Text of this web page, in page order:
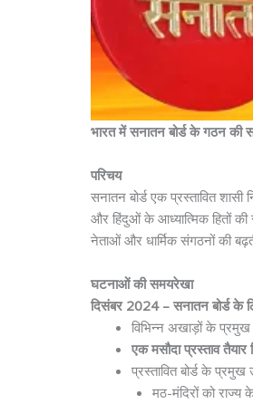
भारत में सनातन बोर्ड के गठन की
परिचय
सनातन बोर्ड एक प्रस्तावित शासी
और हिंदुओं के आध्यात्मिक हितों
नेताओं और धार्मिक संगठनों की
घटनाओं की समयरेखा
दिसंबर 2024 – सनातन बोर्ड के
विभिन्न अखाड़ों के प्रमुख
एक मसौदा प्रस्ताव
प्रस्तावित बोर्ड के प्रमुख
मठ-मंदिरों को राज्य